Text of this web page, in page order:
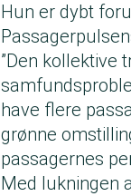
Hun er dybt
”Den kollektive
have flere
grønne
passagernes
Med lukningen